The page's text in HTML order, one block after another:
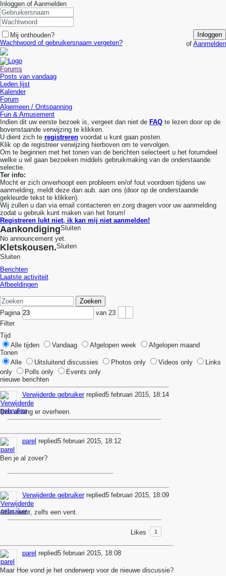
Inloggen of Aanmelden
Mij onthouden?
Inloggen
Wachtwoord of gebruikersnaam vergeten?
of Aanmelden
Forums
Posts van vandaag
Leden lijst
Kalender
Forum
Algemeen / Ontspanning
Fun & Amusement
Indien dit uw eerste bezoek is, vergeet dan niet de FAQ te lezen door op de
bovenstaande verwijzing te klikken.
U dient zich te registreren voordat u kunt gaan posten.
Klik op de registreer verwijzing hierboven om te vervolgen.
Om te beginnen met het tonen van de berichten selecteert u het forumdeel
welke u wil gaan bezoeken middels gebruikmaking van de onderstaande
selectie.
Ter info:
Mocht er zich onverhoopt een probleem en/of fout voordoen tijdens uw
aanmelding, meldt deze dan aub. aan ons (door op de onderstaande
gekleurde tekst te klikken).
Wij zullen u dan via email contacteren en zorg dragen voor uw aanmelding
zodat u gebruik kunt maken van het forum!
Registreren lukt niet, ik kan mij niet aanmelden!
AankondigingSluiten
No announcement yet.
Kletskousen.Sluiten
Sluiten
Berichten
Laatste activiteit
Afbeeldingen
Zoeken
Pagina
van 23
Filter
Tijd
Alle tijden
Vandaag Afgelopen week
Afgelopen maand
Tonen
Alle
Uitsluitend discussies Photos only Videos only
Links
only
Polls only
Events only
nieuwe berichten
Verwijderde gebruikerreplied5 februari 2015, 18:14
Ben al lang er overheen.
parel replied5 februari 2015, 18:12
Ben je al zover?
Verwijderde gebruikerreplied5 februari 2015, 18:09
Alles went, zelfs een vent.
Likes 1
parel replied5 februari 2015, 18:08
Maar Hoe vond je het onderwerp voor de nieuwe discussie?